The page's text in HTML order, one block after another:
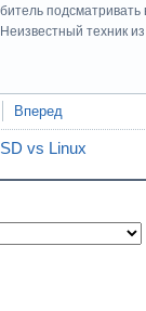
подсматривать
техник
Вперед
vs Linux